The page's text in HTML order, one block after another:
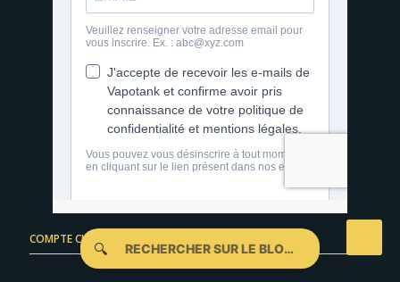
COMPTE CLIENT
🔍